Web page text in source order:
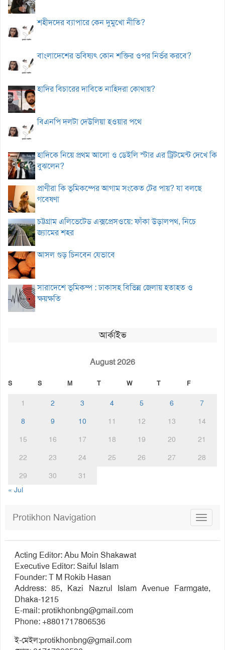
শহীদদের ব্যাপারে কেন দুমুখো নীতি?
বাংলাদেশের ভবিষ্যৎ কোন শক্তির ওপর নির্ভর করবে?
হাদির বিচারের দাবিতে নাহিদরা কোথায়?
বিএনপি দলটা দেউলিয়া হওয়ার পথে
হাদিকে নিয়ে প্রথম আলো ও ডেইলি স্টার এর ট্রিটমেন্ট দেখে কি
বুঝলেন?
প্রাণীরা কি ভূমিকম্পের আগাম সংকেত টের পায়? যা বলছে
গবেষণা
চট্টগ্রাম এলিভেটেড এক্সপ্রেসওয়ে: ফাঁকা উড়ালপথ, নিচে
জ্যামের শহর
আসল গুড় চিনবেন যেভাবে
সারাদেশে ভূমিকম্প : ঢাকাসহ বিভিন্ন জেলায় হতাহত ও
ক্ষয়ক্ষতি
আর্কাইভ
August 2026
S S M T W T F
1 2 3 4 5 6
7
8
9 10 11 12 13
14
15
16 17 18 19 20
21
22
23 24 25 26 27
28
29
30
31
« Jul
Toggle
Protikhon Navigation
Acting Editor: Abu Moin Shakawat
Executive Editor: Saiful Islam
Founder: T M Rokib Hasan
Address: 85, Kazi Nazrul Islam Avenue Farmgate,
Dhaka-1215
E-mail:protikhonbng@gmail.com
Phone: +8801717806536
ই-মেইল:protikhonbng@gmail.com